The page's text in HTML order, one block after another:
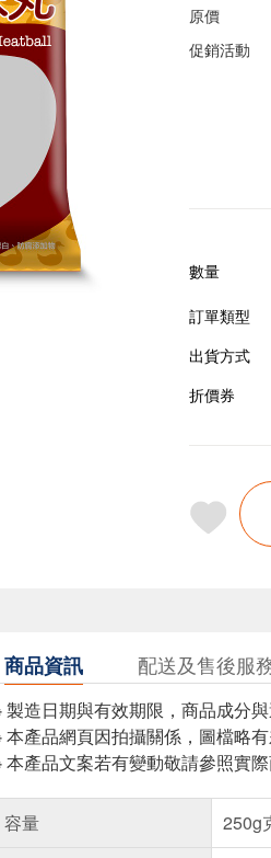
原價
促銷活動
數量
訂單類型
出貨方式
折價券
商品資訊 配送及售後服
製造日期與有效期限，商品成分
本產品網頁因拍攝關係，圖檔略
本產品文案若有變動敬請參照實
容量
250g